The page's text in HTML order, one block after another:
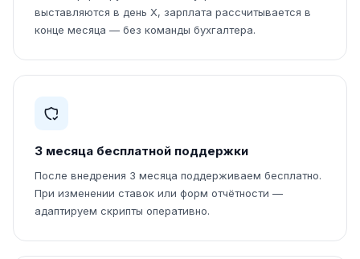
выставляются в день X, зарплата рассчитывается в
конце месяца — без команды бухгалтера.
3 месяца бесплатной поддержки
После внедрения 3 месяца поддерживаем бесплатно.
При изменении ставок или форм отчётности —
адаптируем скрипты оперативно.